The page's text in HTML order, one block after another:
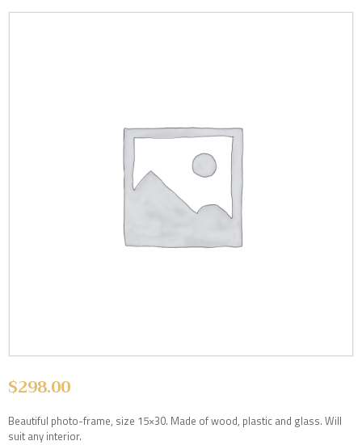
$298.00
Beautiful photo-frame, size 15×30. Made of wood, plastic and glass. Will
suit any interior.